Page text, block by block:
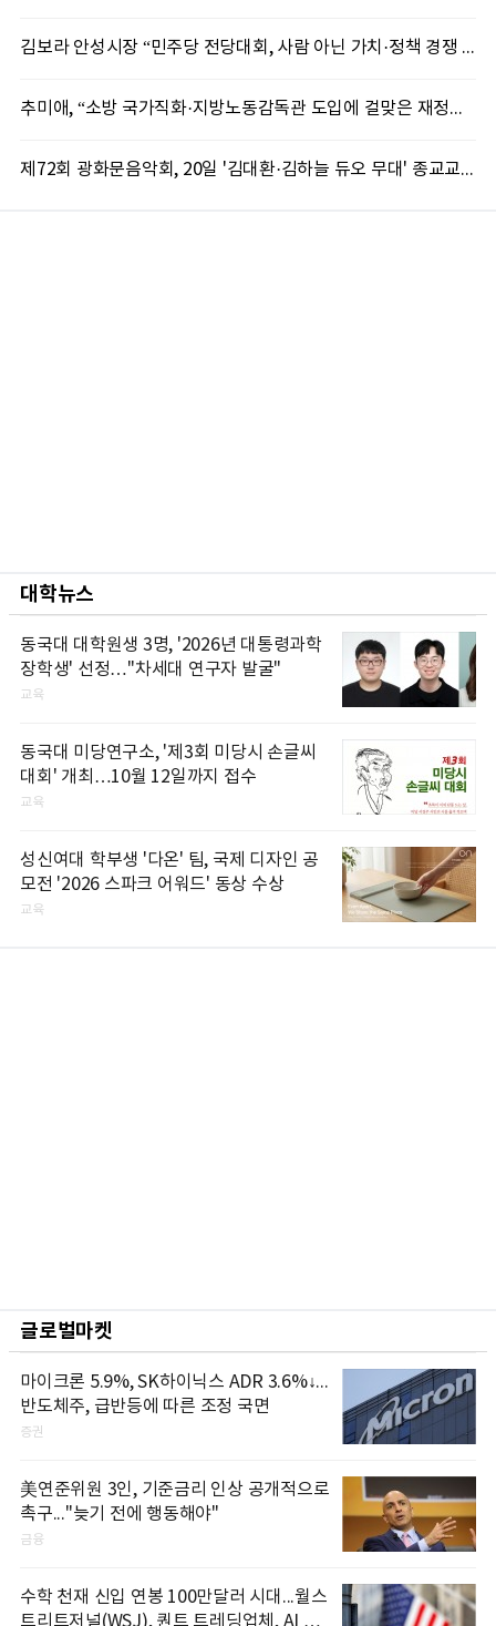
김보라 안성시장 “민주당 전당대회, 사람 아닌 가치·정책 경쟁 돼야”
추미애, “소방 국가직화·지방노동감독관 도입에 걸맞은 재정체계 완성해야”
제72회 광화문음악회, 20일 '김대환·김하늘 듀오 무대' 종교교회서 무료 개최
대학뉴스
동국대 대학원생 3명, '2026년 대통령과학
장학생' 선정…"차세대 연구자 발굴"
교육
동국대 미당연구소, '제3회 미당시 손글씨
대회' 개최…10월 12일까지 접수
교육
성신여대 학부생 '다온' 팀, 국제 디자인 공
모전 '2026 스파크 어워드' 동상 수상
교육
글로벌마켓
마이크론 5.9%, SK하이닉스 ADR 3.6%↓...
반도체주, 급반등에 따른 조정 국면
증권
美연준위원 3인, 기준금리 인상 공개적으로
촉구..."늦기 전에 행동해야"
금융
수학 천재 신입 연봉 100만달러 시대...월스
트리트저널(WSJ), 퀀트 트레딩업체, AI 기